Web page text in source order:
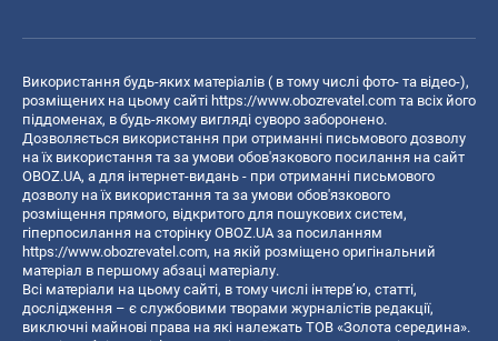
Використання будь-яких матеріалів ( в тому числі фото- та відео-),
розміщених на цьому сайті https://www.obozrevatel.com та всіх його
піддоменах, в будь-якому вигляді суворо заборонено.
Дозволяється використання при отриманні письмового дозволу
на їх використання та за умови обов'язкового посилання на сайт
OBOZ.UA, а для інтернет-видань - при отриманні письмового
дозволу на їх використання та за умови обов'язкового
розміщення прямого, відкритого для пошукових систем,
гіперпосилання на сторінку OBOZ.UA за посиланням
https://www.obozrevatel.com, на якій розміщено оригінальний
матеріал в першому абзаці матеріалу.
Всі матеріали на цьому сайті, в тому числі інтерв’ю, статті,
дослідження – є службовими творами журналістів редакції,
виключні майнові права на які належать ТОВ «Золота середина».